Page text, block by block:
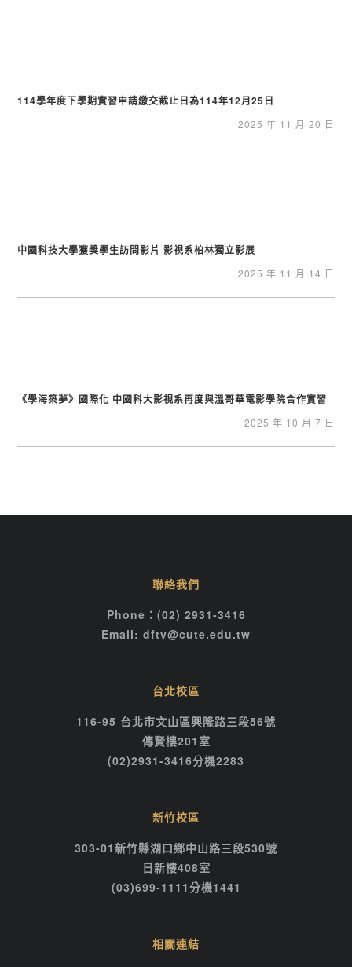
114學年度下學期實習申請繳交截止日為114年12月25日
2025 年 11 月 20 日
中國科技大學獲獎學生訪問影片 影視系柏林獨立影展
2025 年 11 月 14 日
《學海築夢》國際化 中國科大影視系再度與溫哥華電影學院合作實習
2025 年 10 月 7 日
聯絡我們
Phone：(02) 2931-3416
Email: dftv@cute.edu.tw
台北校區
116-95 台北市文山區興隆路三段56號
傳賢樓201室
(02)2931-3416分機2283
新竹校區
303-01新竹縣湖口鄉中山路三段530號
日新樓408室
(03)699-1111分機1441
相關連結